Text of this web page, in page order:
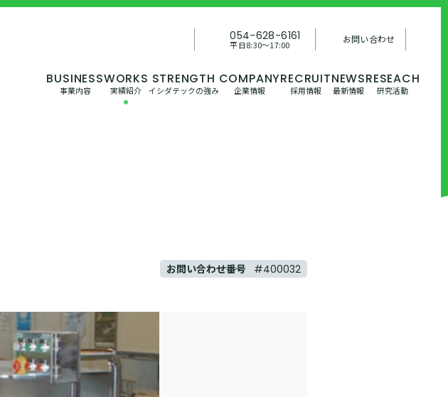
事業内容 実績紹介 イシダテックの強み 企業情報 採用情報 最新情報 研究活動
054-628-6161
平日8:30〜17:00 お問い合わせ
お問い合わせ番号 #400032